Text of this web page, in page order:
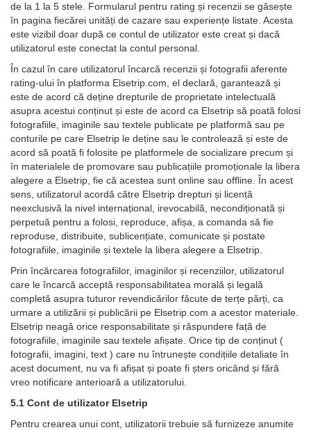
de la 1 la 5 stele. Formularul pentru rating și recenzii se găsește
în pagina fiecărei unități de cazare sau experiențe listate. Acesta
este vizibil doar după ce contul de utilizator este creat și dacă
utilizatorul este conectat la contul personal.
În cazul în care utilizatorul încarcă recenzii și fotografii aferente
rating-ului în platforma Elsetrip.com, el declară, garantează și
este de acord că deține drepturile de proprietate intelectuală
asupra acestui conținut și este de acord ca Elsetrip să poată folosi
fotografiile, imaginile sau textele publicate pe platformă sau pe
conturile pe care Elsetrip le deține sau le controlează și este de
acord să poată fi folosite pe platformele de socializare precum și
în materialele de promovare sau publicațiile promoționale la libera
alegere a Elsetrip, fie că acestea sunt online sau offline. În acest
sens, utilizatorul acordă către Elsetrip drepturi și licență
neexclusivă la nivel internațional, irevocabilă, necondiționată și
perpetuă pentru a folosi, reproduce, afișa, a comanda să fie
reproduse, distribuite, sublicențiate, comunicate și postate
fotografiile, imaginile și textele la libera alegere a Elsetrip.
Prin încărcarea fotografiilor, imaginilor și recenziilor, utilizatorul
care le încarcă acceptă responsabilitatea morală și legală
completă asupra tuturor revendicărilor făcute de terțe părți, ca
urmare a utilizării și publicării pe Elsetrip.com a acestor materiale.
Elsetrip neagă orice responsabilitate și răspundere față de
fotografiile, imaginile sau textele afișate. Orice tip de conținut (
fotografii, imagini, text ) care nu întrunește condițiile detaliate în
acest document, nu va fi afișat și poate fi șters oricând și fără
vreo notificare anterioară a utilizatorului.
5.1 Cont de utilizator Elsetrip
Pentru crearea unui cont, utilizatorii trebuie să furnizeze anumite